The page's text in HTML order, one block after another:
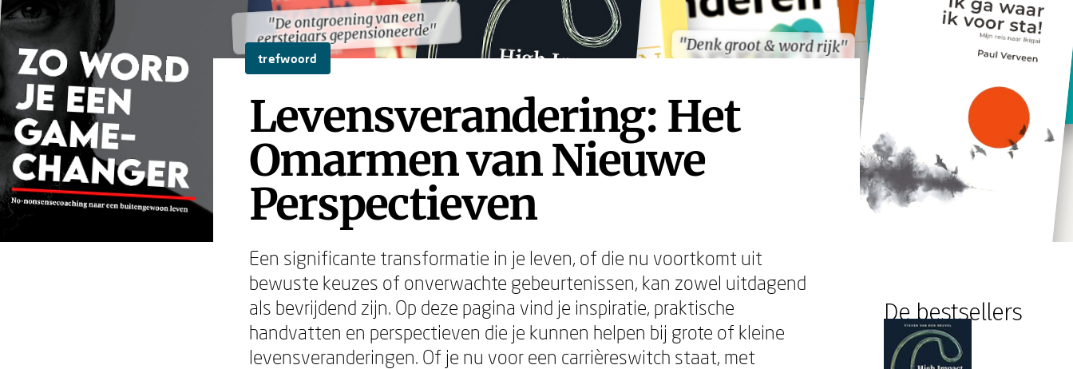
"De ontgroening van een
eerstejaars gepensioneerde" "Denk groot & word rijk"
"De ontgroening van een
eerstejaars gepensioneerde" "Denk groot & word rijk"
trefwoord
Levensverandering: Het
Omarmen van Nieuwe
Perspectieven
Een significante transformatie in je leven, of die nu voortkomt uit
bewuste keuzes of onverwachte gebeurtenissen, kan zowel uitdagend
als bevrijdend zijn. Op deze pagina vind je inspiratie, praktische
handvatten en perspectieven die je kunnen helpen bij grote of kleine
levensveranderingen. Of je nu voor een carrièreswitch staat, met
De bestsellers